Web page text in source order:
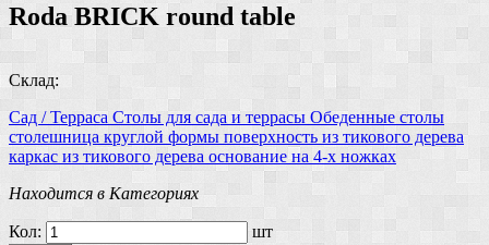
Roda BRICK round table
Склад:
Сад / Терраса Столы для сада и террасы Обеденные столы
столешница круглой формы поверхность из тикового дерева
каркас из тикового дерева основание на 4-х ножках
Находится в Категориях
Кол: шт